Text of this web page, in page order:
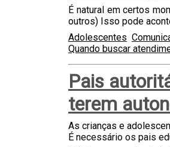
É natural em certos
outros) Isso pode
Adolescentes
Quando buscar
Pais
terem
As crianças e
É necessário os pais